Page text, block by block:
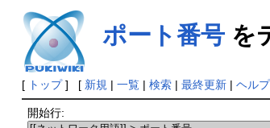
ポート番号を
[ トップ] [ 新規 | 一覧| 検索| 最終更新| ヘルプ
開始行: